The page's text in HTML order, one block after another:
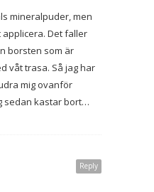
mineralpuder, men
Det faller
borsten som är
våt trasa. Så jag har
mig ovanför
sedan kastar bort…
Reply